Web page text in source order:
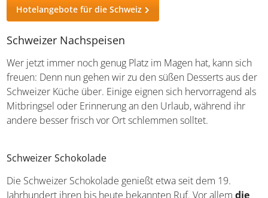
Reiseangebote für die Schweiz
Hotelangebote für die Schweiz
Schweizer Nachspeisen
Wer jetzt immer noch genug Platz im Magen hat, kann sich
hervorragend als Mitbringsel oder Erinnerung an den
schlemmen solltet.